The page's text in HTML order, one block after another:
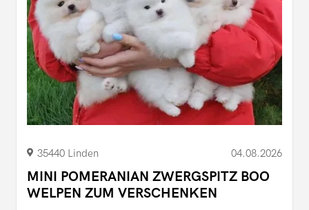
35440 Linden 04.08.2026
MINI POMERANIAN ZWERGSPITZ BOO
WELPEN ZUM VERSCHENKEN